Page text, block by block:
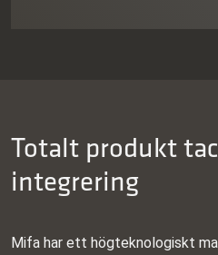
Totalt produkt
integrering
Mifa har ett högteknologiskt